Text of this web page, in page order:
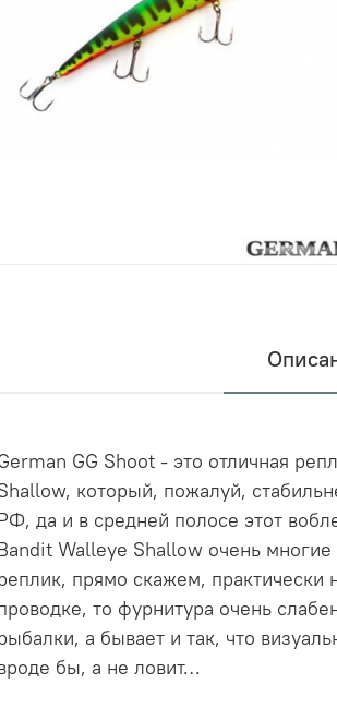
GG Shoot - это отличная
который, пожалуй,
да и в средней полосе этот
Walleye Shallow очень
прямо скажем, практически
то фурнитура очень
а бывает и так, что
бы, а не ловит…